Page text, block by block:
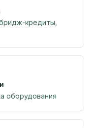
кредиты,
оборудования